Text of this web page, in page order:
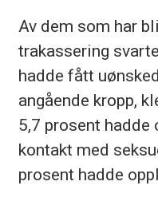
Av dem som har
trakassering
hadde fått
angående kropp,
5,7 prosent
kontakt med
prosent hadde